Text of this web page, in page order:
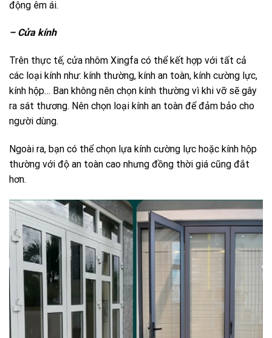
động êm ái.
– Cửa kính
Trên thực tế, cửa nhôm Xingfa có thể kết hợp với tất cả
các loại kính như: kính thường, kính an toàn, kính cường lực,
kính hộp… Ban không nên chọn kính thường vì khi vỡ sẽ gây
ra sát thương. Nên chọn loại kính an toàn để đảm bảo cho
người dùng.
Ngoài ra, bạn có thể chọn lựa kính cường lực hoặc kính hộp
thường với độ an toàn cao nhưng đồng thời giá cũng đắt
hơn.